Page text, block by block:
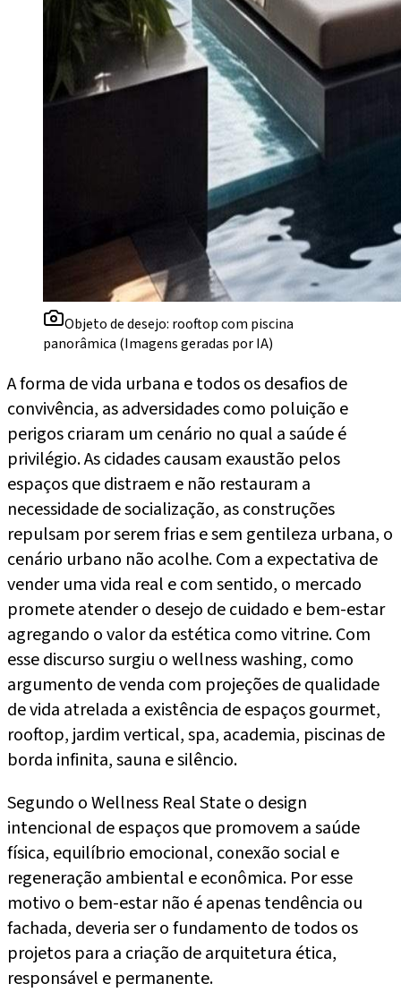
Objeto de desejo: rooftop com piscina
panorâmica (Imagens geradas por IA)
A forma de vida urbana e todos os desafios de
convivência, as adversidades como poluição e
perigos criaram um cenário no qual a saúde é
privilégio. As cidades causam exaustão pelos
espaços que distraem e não restauram a
necessidade de socialização, as construções
repulsam por serem frias e sem gentileza urbana, o
cenário urbano não acolhe. Com a expectativa de
vender uma vida real e com sentido, o mercado
promete atender o desejo de cuidado e bem-estar
agregando o valor da estética como vitrine. Com
esse discurso surgiu o wellness washing, como
argumento de venda com projeções de qualidade
de vida atrelada a existência de espaços gourmet,
rooftop, jardim vertical, spa, academia, piscinas de
borda infinita, sauna e silêncio.
Segundo o Wellness Real State o design
intencional de espaços que promovem a saúde
física, equilíbrio emocional, conexão social e
regeneração ambiental e econômica. Por esse
motivo o bem-estar não é apenas tendência ou
fachada, deveria ser o fundamento de todos os
projetos para a criação de arquitetura ética,
responsável e permanente.